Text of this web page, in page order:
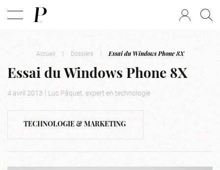
Accueil | Dossiers | Essai du Windows Phone 8X
Essai du Windows Phone 8X
4 avril 2013 | Luc Pâquet, expert en technologie
TECHNOLOGIE & MARKETING